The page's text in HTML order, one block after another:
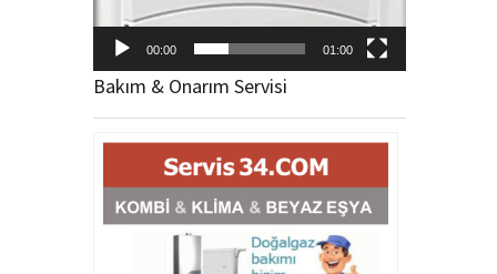
00:00 01:00
Bakım & Onarım Servisi